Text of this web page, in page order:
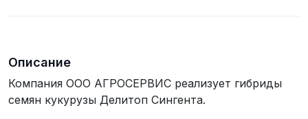
Описание
Компания ООО АГРОСЕРВИС реализует гибриды
семян кукурузы Делитоп Сингента.